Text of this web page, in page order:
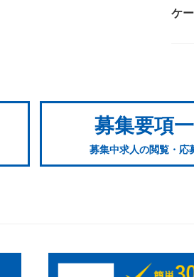
ケ
募集要項
募集中求人の閲覧・応